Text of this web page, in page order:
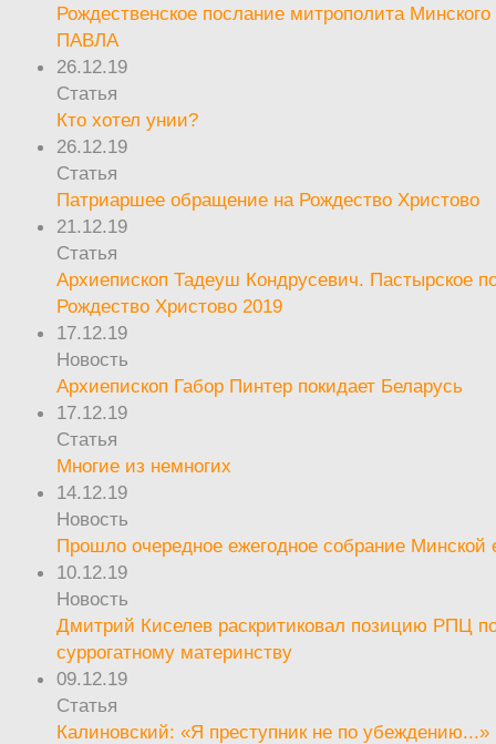
Рождественское послание митрополита Минского
ПАВЛА
26.12.19
Статья
Кто хотел унии?
26.12.19
Статья
Патриаршее обращение на Рождество Христово
21.12.19
Статья
Архиепископ Тадеуш Кондрусевич. Пастырское
Рождество Христово 2019
17.12.19
Новость
Архиепископ Габор Пинтер покидает Беларусь
17.12.19
Статья
Многие из немногих
14.12.19
Новость
Прошло очередное ежегодное собрание
10.12.19
Новость
Дмитрий Киселев раскритиковал позицию РПЦ
суррогатному материнству
09.12.19
Статья
Калиновский: «Я преступник не по убеждению...»